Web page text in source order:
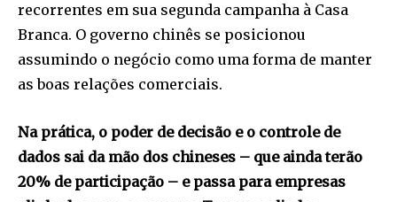
recorrentes em sua segunda campanha à Casa
Branca. O governo chinês se posicionou
assumindo o negócio como uma forma de manter
as boas relações comerciais.
Na prática, o poder de decisão e o controle de
dados sai da mão dos chineses – que ainda terão
20% de participação – e passa para empresas